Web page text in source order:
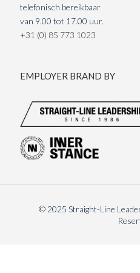
telefonisch bereikbaar
van 9.00 tot 17.00 uur.
+31 (0) 85 773 1023
EMPLOYER BRAND BY
© 2025 Straight-Line